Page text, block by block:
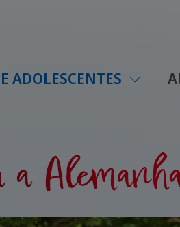
ADOLESCENTES
a